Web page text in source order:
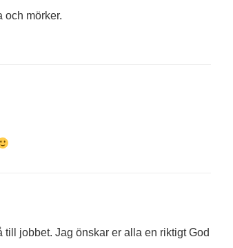
och mörker.
jobbet. Jag önskar er alla en riktigt God